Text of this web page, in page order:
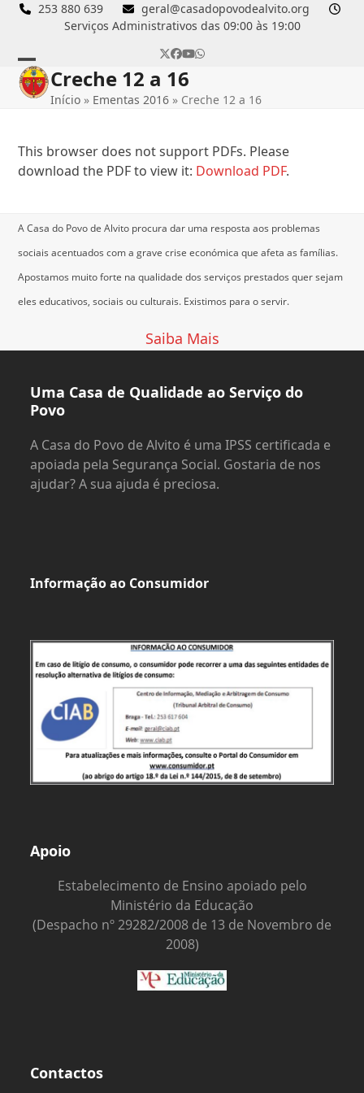
Skip
253 880 639
geral@casadopovodealvito.org
Serviços Administrativos das 09:00 às 19:00
Twitter
Facebook
YouTube
Whatsapp
Open
mobile
Close
mobile
Creche 12 a 16
Início » Ementas 2016 » Creche 12 a 16
This browser does not support PDFs. Please
download the PDF to view it: Download PDF.
A Casa do Povo de Alvito procura dar uma resposta aos problemas
sociais acentuados com a grave crise económica que afeta as famílias.
Apostamos muito forte na qualidade dos serviços prestados quer sejam
eles educativos, sociais ou culturais. Existimos para o servir.
Saiba Mais
Uma Casa de Qualidade ao Serviço do
Povo
A Casa do Povo de Alvito é uma IPSS certificada e
apoiada pela Segurança Social. Gostaria de nos
ajudar? A sua ajuda é preciosa.
Informação ao Consumidor
Apoio
Estabelecimento de Ensino apoiado pelo
Ministério da Educação
(Despacho nº 29282/2008 de 13 de Novembro de
2008)
Contactos